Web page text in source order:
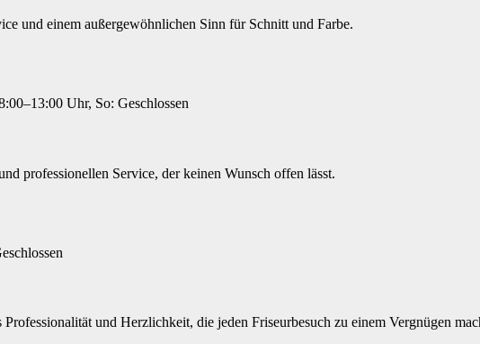
und einem außergewöhnlichen Sinn für Schnitt und Farbe.
Uhr, So: Geschlossen
professionellen Service, der keinen Wunsch offen lässt.
und Herzlichkeit, die jeden Friseurbesuch zu einem Vergnügen